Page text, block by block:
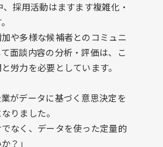
採用活動はますます複雑化・
や多様な候補者とのコミュニ
面談内容の分析・評価は、こ
労力を必要としています。
がデータに基づく意思決定を
りました。
でなく、データを使った定量的
？」